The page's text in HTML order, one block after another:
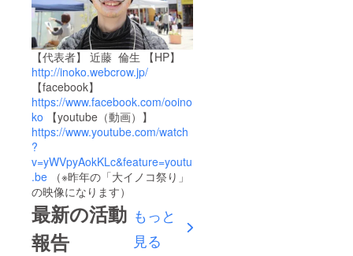
【代表者】 近藤 倫生 【HP】
http://inoko.webcrow.jp/
【facebook】
https://www.facebook.com/ooino
ko 【youtube（動画）】
https://www.youtube.com/watch
?
v=yWVpyAokKLc&feature=youtu
.be （※昨年の「大イノコ祭り」
の映像になります）
最新の活動
報告
もっと
見る